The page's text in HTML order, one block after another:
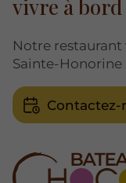
vivre à bord
Notre restaurant
Sainte-Honorine
Contactez-